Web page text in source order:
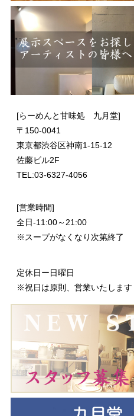
[らーめんと甘味処 九月堂]
〒 150-0041
東京都渋谷区神南1-15-12
佐藤ビル2F
TEL:03-6327-4056
[営業時間]
全日-11:00～21:00
※スープがなくなり次第終了
定休日ー日曜日
※祝日は原則、営業いたします